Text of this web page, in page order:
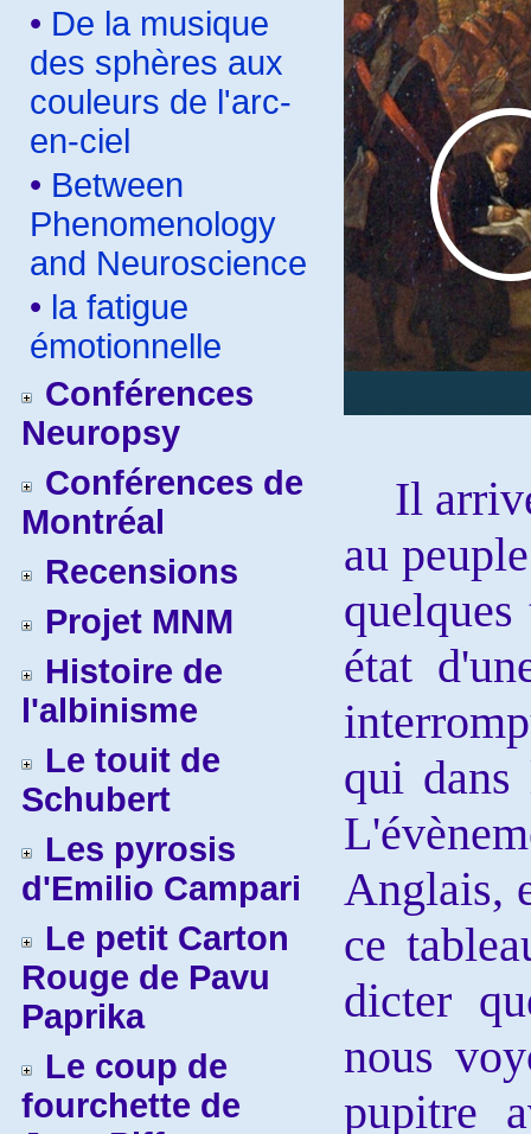
• De la musique
des sphères aux
couleurs de l'arc-
en-ciel
• Between
Phenomenology
and Neuroscience
• la fatigue
émotionnelle
Conférences
Neuropsy
Conférences de
Montréal
Recensions
Projet MNM
Histoire de
l'albinisme
Le touit de
Schubert
Les pyrosis
d'Emilio Campari
Le petit Carton
Rouge de Pavu
Paprika
Le coup de
fourchette de
Il arrive
au
état
qui dans
Anglais,
ce
dicter
nous
pupitre